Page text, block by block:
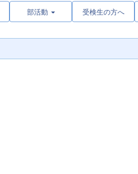
部活動 受検生の方へ